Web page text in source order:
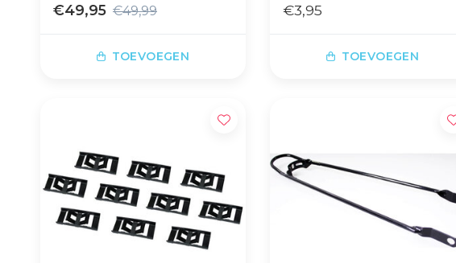
€49,95 €49,99
TOEVOEGEN
MM NYLON
€3,95
TOEVOEGEN